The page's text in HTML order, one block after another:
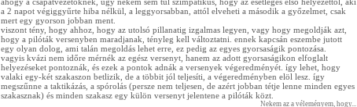
a 2 napot végiggyűrte hiba nélkül, a leggyorsabban, attól elveheti a második a győzelmet, csak
mert egy gyorson jobban ment.
viszont tény, hogy ahhoz, hogy az utolsó pillanatig izgalmas legyen, vagy hogy megoldják azt,
hogy a pilóták versenyben maradjanak, tényleg kell változtatni. ennek kapcsán eszembe jutott
egy olyan dolog, ami talán megoldás lehet erre, ez pedig az egyes gyorsaságik pontozása.
vagyis kvázi nem időre mérnék az egész versenyt, hanem az adott gyorsaságikon elfoglalt
helyezéseket pontoznák, és ezek a pontok adnák a versenyek végeredményét. így lehet, hogy
valaki egy-két szakaszon betlizik, de a többit jól teljesíti, a végeredményben elöl lesz. így
megszűnne a taktikázás, a spórolás (persze nem teljesen, de azért jobban tétje lenne minden egyes
szakasznak) és minden szakasz egy külön versenyt jelentene a pilóták közt.
Nekem az a véleményem, hogy...